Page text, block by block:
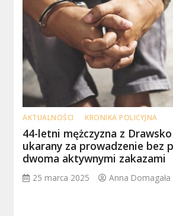
AKTUALNOŚCI KRONIKA POLICYJNA
44-letni mężczyzna z
ukarany za prowadzenie bez
dwoma aktywnymi zakazami
25 marca 2025 Anna Domagała